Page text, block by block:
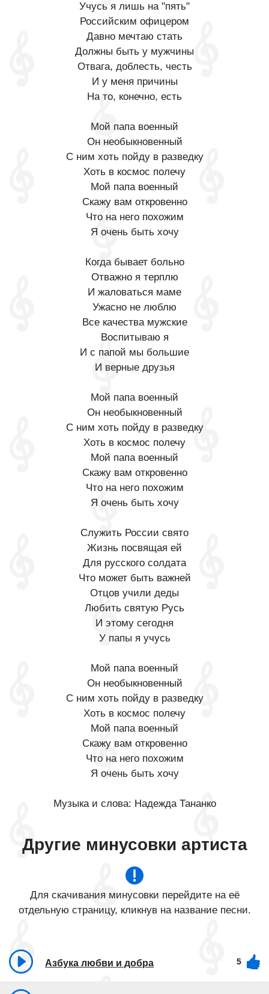
Учусь я лишь на "пять"
Российским офицером
Давно мечтаю стать
Должны быть у мужчины
Отвага, доблесть, честь
И у меня причины
На то, конечно, есть
Мой папа военный
Он необыкновенный
С ним хоть пойду в разведку
Хоть в космос полечу
Мой папа военный
Скажу вам откровенно
Что на него похожим
Я очень быть хочу
Когда бывает больно
Отважно я терплю
И жаловаться маме
Ужасно не люблю
Все качества мужские
Воспитываю я
И с папой мы большие
И верные друзья
Мой папа военный
Он необыкновенный
С ним хоть пойду в разведку
Хоть в космос полечу
Мой папа военный
Скажу вам откровенно
Что на него похожим
Я очень быть хочу
Служить России свято
Жизнь посвящая ей
Для русского солдата
Что может быть важней
Отцов учили деды
Любить святую Русь
И этому сегодня
У папы я учусь
Мой папа военный
Он необыкновенный
С ним хоть пойду в разведку
Хоть в космос полечу
Мой папа военный
Скажу вам откровенно
Что на него похожим
Я очень быть хочу
Музыка и слова: Надежда Тананко
Другие минусовки артиста
Для скачивания минусовки перейдите на её
отдельную страницу, кликнув на название песни.
Азбука любви и добра 5